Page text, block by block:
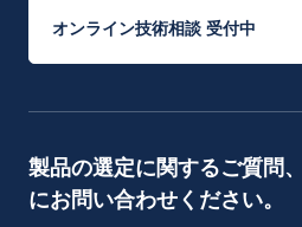
オンライン技術相談 受付中
製品の選定に関するご質問
にお問い合わせください。